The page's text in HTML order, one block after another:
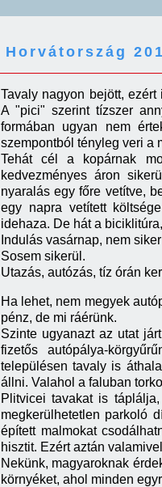
Horvátország
Tavaly nagyon bejött,
A "pici" szerint tízszer
formában ugyan nem
szempontból tényleg veri a
Tehát cél a kopárnak
kedvezményes áron
nyaralás egy főre vetítve,
egy napra vetített
idehaza. De hát a
Indulás vasárnap, nem
Sosem sikerül.
Utazás, autózás, tíz órán
Ha lehet, nem megyek
pénz, de mi ráérünk.
Szinte ugyanazt az utat
fizetős autópálya-
településen tavaly is
állni. Valahol a faluban
Plitvicei tavakat is
megkerülhetetlen parkoló
épített malmokat
hisztit. Ezért aztán
Nekünk, magyaroknak
környéket, ahol minden